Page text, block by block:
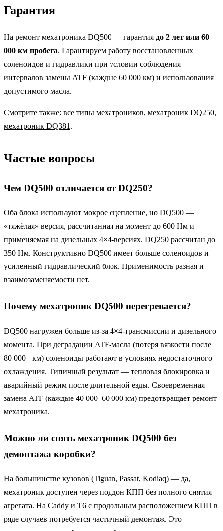
Гарантия
На ремонт мехатроника DQ500 — гарантия до 2 лет или 60
000 км пробега. Гарантируем работу восстановленных
соленоидов и гидравлики при условии соблюдения
интервалов замены ATF (каждые 60 000 км) и использования
допустимого масла.
Смотрите также: все типы мехатроников, мехатроник DQ250,
мехатроник DQ381 .
Частые вопросы
Чем DQ500 отличается от DQ250?
Оба блока используют мокрое сцепление, но DQ500 —
«тяжёлая» версия, рассчитанная на момент до 600 Нм и
применяемая на дизельных 4×4-версиях. DQ250 рассчитан до
350 Нм. Конструктивно DQ500 имеет больше соленоидов и
усиленный гидравлический блок. Применимость разная и
взаимозаменяемости нет.
Почему мехатроник DQ500 перегревается?
DQ500 нагружен больше из-за 4×4-трансмиссии и дизельного
момента. При деградации ATF-масла (потеря вязкости после
80 000+ км) соленоиды работают в условиях недостаточного
охлаждения. Типичный результат — тепловая блокировка и
аварийный режим после длительной езды. Своевременная
замена ATF (каждые 40 000–60 000 км) предотвращает ремонт
мехатроника.
Можно ли снять мехатроник DQ500 без
демонтажа коробки?
На большинстве кузовов (Tiguan, Passat, Kodiaq) — да,
мехатроник доступен через поддон КПП без полного снятия
агрегата. На Caddy и T6 с продольным расположением КПП в
ряде случаев потребуется частичный демонтаж. Это